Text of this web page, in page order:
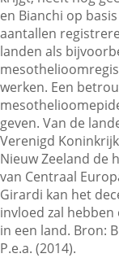
Zoeken
en Bianchi op
aantallen
landen als
werken. Een
geven. Van de
Verenigd
Nieuw Zeeland de
van Centraal
Girardi kan het
invloed zal
in een land. Bron:
P.e.a. (2014).